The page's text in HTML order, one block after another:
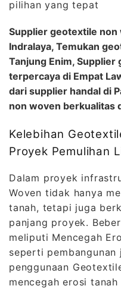
pilihan yang tepat
Supplier geotextile
Indralaya, Temukan
Tanjung Enim,
terpercaya di Empat
dari supplier handal di
non woven berkualitas
Kelebihan
Proyek Pemulihan
Dalam proyek
Woven tidak hanya
tanah, tetapi juga
panjang proyek.
meliputi Mencegah
seperti
penggunaan
mencegah erosi